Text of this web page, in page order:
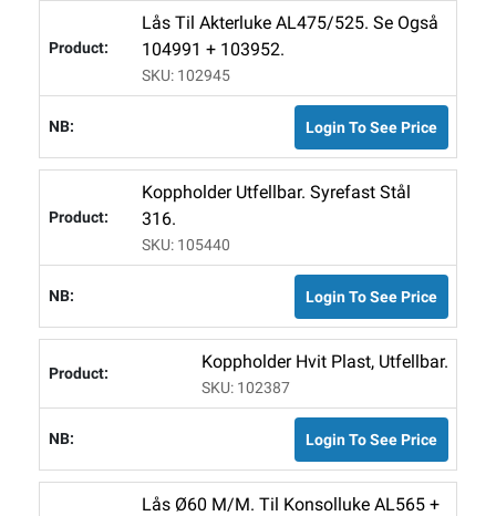
Lås Til Akterluke AL475/525. Se Også
104991 + 103952.
SKU: 102945
Login To See Price
Koppholder Utfellbar. Syrefast Stål
316.
SKU: 105440
Login To See Price
Koppholder Hvit Plast, Utfellbar.
SKU: 102387
Login To See Price
Lås Ø60 M/m. Til Konsolluke AL565 +